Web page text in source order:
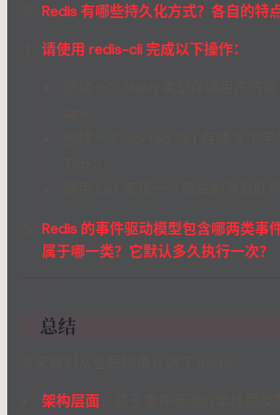
Redis 有哪些持久化方式？各自的特
请使用 redis-cli 完成以下操作：
Redis 的事件驱动模型包含哪两类事
属于哪一类？它默认多久执行一次？
总结
架构层面：基于事件驱动的单线程模